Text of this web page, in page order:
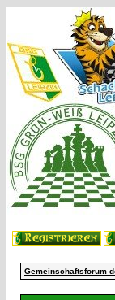
Gemeinschaftsforum